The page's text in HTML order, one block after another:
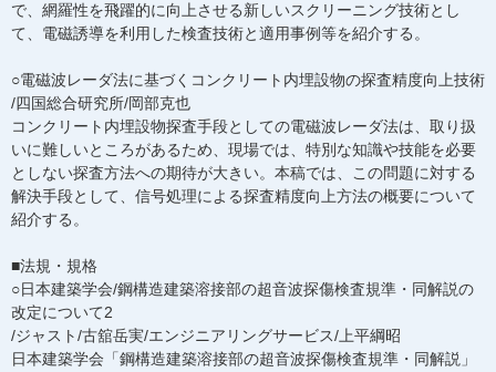
で、網羅性を飛躍的に向上させる新しいスクリーニング技術とし
て、電磁誘導を利用した検査技術と適用事例等を紹介する。
○電磁波レーダ法に基づくコンクリート内埋設物の探査精度向上技術
/四国総合研究所/岡部克也
コンクリート内埋設物探査手段としての電磁波レーダ法は、取り扱
いに難しいところがあるため、現場では、特別な知識や技能を必要
としない探査方法への期待が大きい。本稿では、この問題に対する
解決手段として、信号処理による探査精度向上方法の概要について
紹介する。
■法規・規格
○日本建築学会/鋼構造建築溶接部の超音波探傷検査規準・同解説の
改定について2
/ジャスト/古舘岳実/エンジニアリングサービス/上平綱昭
日本建築学会「鋼構造建築溶接部の超音波探傷検査規準・同解説」